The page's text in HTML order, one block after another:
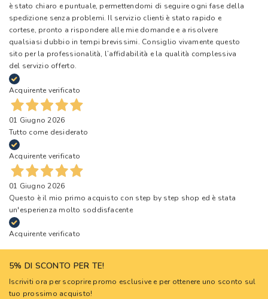
è stato chiaro e puntuale, permettendomi di seguire ogni fase della
spedizione senza problemi. Il servizio clienti è stato rapido e
cortese, pronto a rispondere alle mie domande e a risolvere
qualsiasi dubbio in tempi brevissimi. Consiglio vivamente questo
sito per la professionalità, l’affidabilità e la qualità complessiva
del servizio offerto.
Acquirente verificato
01 Giugno 2026
Tutto come desiderato
Acquirente verificato
01 Giugno 2026
Questo è il mio primo acquisto con step by step shop ed è stata
un'esperienza molto soddisfacente
Acquirente verificato
5% DI SCONTO PER TE!
Iscriviti ora per scoprire promo esclusive e per ottenere uno sconto sul
tuo prossimo acquisto!